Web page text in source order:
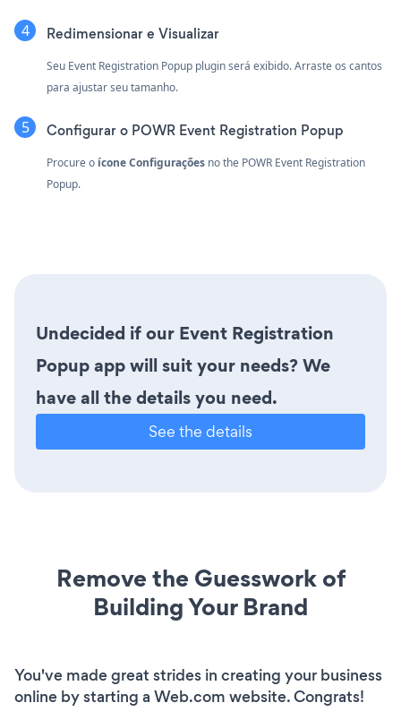
Redimensionar e Visualizar
Seu Event Registration Popup plugin será exibido. Arraste os cantos
para ajustar seu tamanho.
Configurar o POWR Event Registration Popup
Procure o ícone Configurações no the POWR Event Registration
Popup.
Undecided if our Event Registration
Popup app will suit your needs? We
have all the details you need.
See the details
Remove the Guesswork of
Building Your Brand
You've made great strides in creating your business
online by starting a Web.com website. Congrats!